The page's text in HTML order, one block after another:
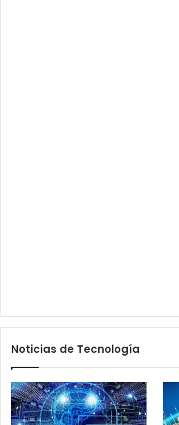
Noticias de Tecnología